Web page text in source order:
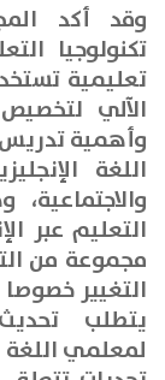
وقد أكد
تكنولوجيا
تعليمية
الآلي
وأهمية
اللغة
التعليم عبر
مجموعة من
التغيير
يتطلب
لمعلمي